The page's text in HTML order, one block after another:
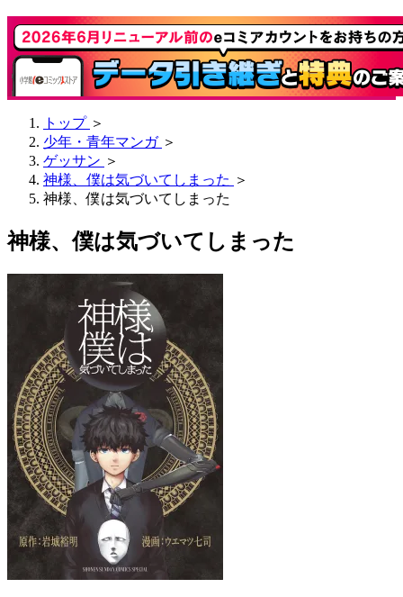
トップ ＞
少年・青年マンガ ＞
ゲッサン ＞
神様、僕は気づいてしまった ＞
神様、僕は気づいてしまった
神様、僕は気づいてしまった